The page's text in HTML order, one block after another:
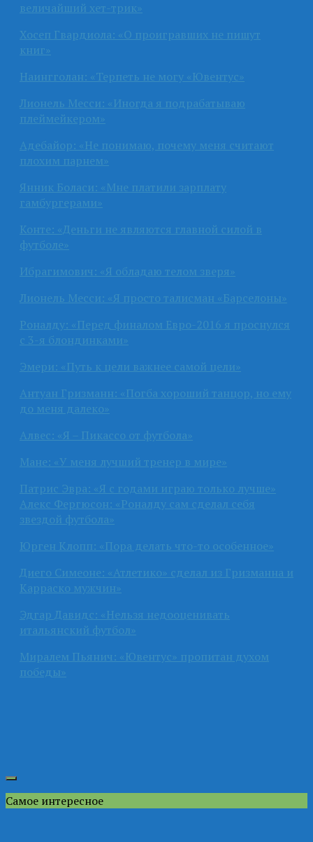
величайший хет-трик»
Хосеп Гвардиола: «О проигравших не пишут
книг»
Наингголан: «Терпеть не могу «Ювентус»
Лионель Месси: «Иногда я подрабатываю
плеймейкером»
Адебайор: «Не понимаю, почему меня считают
плохим парнем»
Янник Боласи: «Мне платили зарплату
гамбургерами»
Конте: «Деньги не являются главной силой в
футболе»
Ибрагимович: «Я обладаю телом зверя»
Лионель Месси: «Я просто талисман «Барселоны»
Роналду: «Перед финалом Евро-2016 я проснулся
с 3-я блондинками»
Эмери: «Путь к цели важнее самой цели»
Антуан Гризманн: «Погба хороший танцор, но ему
до меня далеко»
Алвес: «Я – Пикассо от футбола»
Мане: «У меня лучший тренер в мире»
Патрис Эвра: «Я с годами играю только лучше»
Алекс Фергюсон: «Роналду сам сделал себя
звездой футбола»
Юрген Клопп: «Пора делать что-то особенное»
Диего Симеоне: «Атлетико» сделал из Гризманна и
Карраско мужчин»
Эдгар Давидс: «Нельзя недооценивать
итальянский футбол»
Миралем Пьянич: «Ювентус» пропитан духом
победы»
Самое интересное